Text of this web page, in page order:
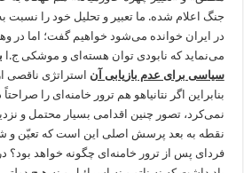
جنگ اعلام شده. ما تعبیر و تحلیل خود را نسبت
در ایران خوانده می‌شود خواهیم گفت؛ اما در
می‌نماید که نابودی توان هسته‌ای و موشکی ج.ا
سیاسی برای عدم بازیابی آن استراتژی ناقصی
بنابراین اگر نتانیاهو هم ترور خامنه‌ای را
نمی‌کرد، تصور چنین اقدامی بسیار محتمل و
نقطه به بعد پرسش اصلی این است که تعیّن و
فردای پس از ترور خامنه‌ای چگونه خواهد بود؟